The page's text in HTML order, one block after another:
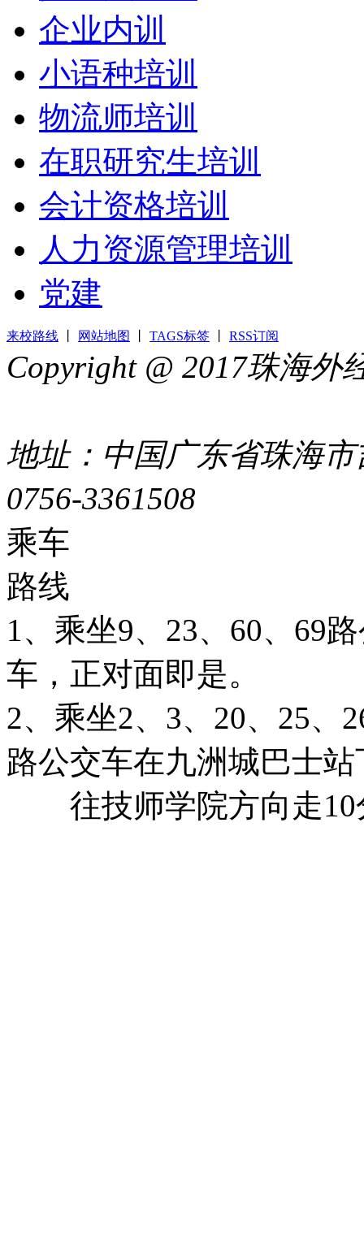
企业内训
小语种培训
物流师培训
在职研究生培训
会计资格培训
人力资源管理培训
党建
来校路线 网站地图 TAGS标签 RSS订阅
Copyright @ 2017珠海
地址：中国广东省珠海
0756-3361508
乘车
路线
1、乘坐9、23、60、69
车，正对面即是。
2、乘坐2、3、20、25、
路公交车在九洲城巴士站
往技师学院方向走10